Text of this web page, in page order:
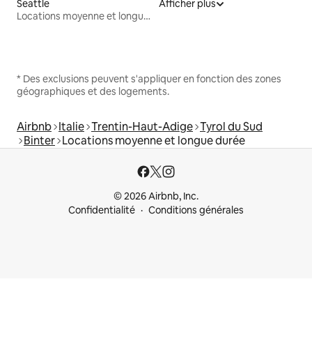
Seattle
Locations moyenne et longue durée
Afficher plus
* Des exclusions peuvent s'appliquer en fonction des zones
géographiques et des logements.
Airbnb Italie Trentin-Haut-Adige Tyrol du Sud
Binter Locations moyenne et longue durée
© 2026 Airbnb, Inc.
Confidentialité
Conditions générales